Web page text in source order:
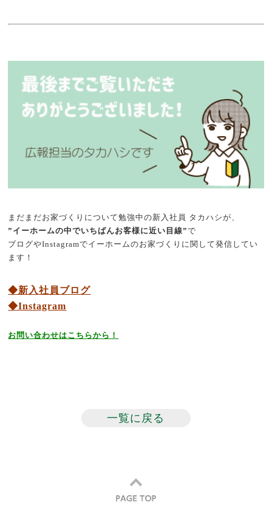
まだまだお家づくりについて勉強中の新入社員 タカハシが、
”イーホームの中でいちばんお客様に近い目線”で
ブログやInstagramでイーホームのお家づくりに関して発信してい
ます！
◆新入社員ブログ
◆Instagram
お問い合わせはこちらから！
一覧に戻る